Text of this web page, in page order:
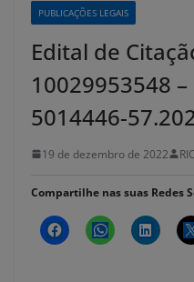
PUBLICAÇÕES LEGAIS
Edital de
10029953548
5014446-
19 de dezembro de 2022
Compartilhe nas suas Redes